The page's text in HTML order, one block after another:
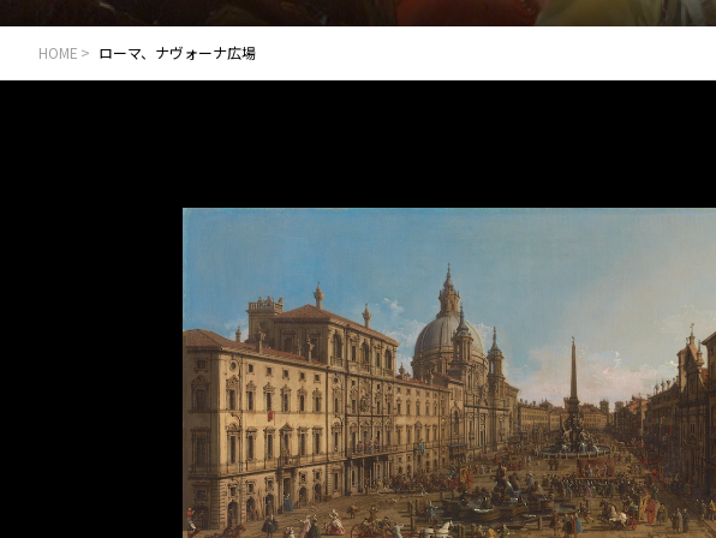
HOME ローマ、ナヴォーナ広場